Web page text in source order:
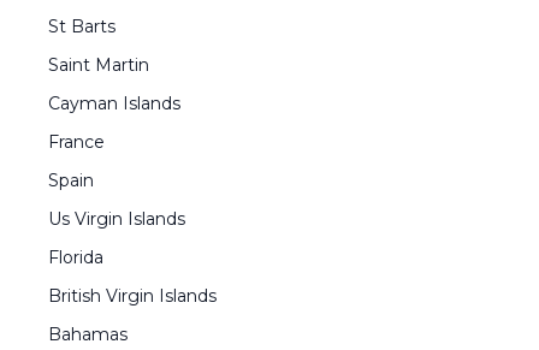
St Barts
Saint Martin
Cayman Islands
France
Spain
Us Virgin Islands
Florida
British Virgin Islands
Bahamas